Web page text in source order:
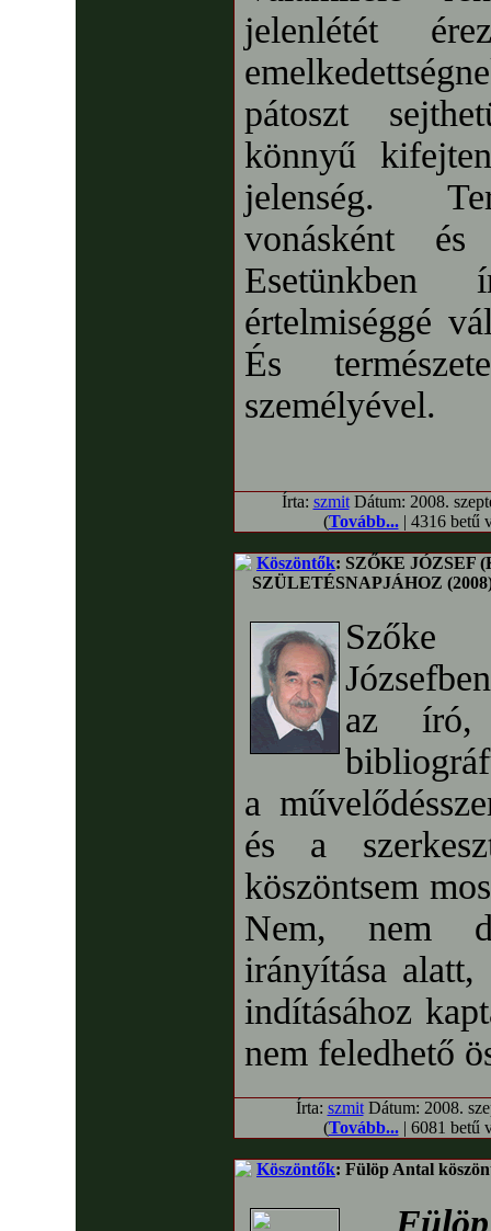
jelenlétét
pátoszt
könnyű
jelenség.
vonásként és
értelmiséggé
És
személyével.
Írta: szmitDátum: 2008.
(Tovább...| 4316 betű
Köszöntők: SZŐKE JÓZSEF
SZÜLETÉSNAPJÁHOZ
Szőke
az
a
és a
köszöntsem
Nem, nem
irányítása
indításához
nem feledhető
Írta: szmitDátum: 2008.
(Tovább...| 6081 betű
Köszöntők: Fülöp Antal